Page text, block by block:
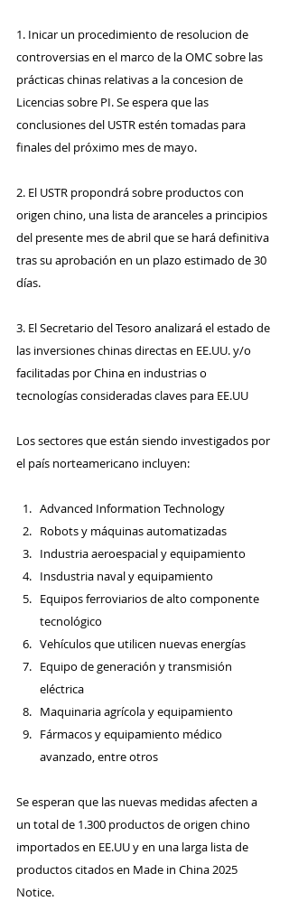
1. Inicar un procedimiento de resolucion de
controversias en el marco de la OMC sobre las
prácticas chinas relativas a la concesion de
Licencias sobre PI. Se espera que las
conclusiones del USTR estén tomadas para
finales del próximo mes de mayo.
2. El USTR propondrá sobre productos con
origen chino, una lista de aranceles a principios
del presente mes de abril que se hará definitiva
tras su aprobación en un plazo estimado de 30
días.
3. El Secretario del Tesoro analizará el estado de
las inversiones chinas directas en EE.UU. y/o
facilitadas por China en industrias o
tecnologías consideradas claves para EE.UU
Los sectores que están siendo investigados por
el país norteamericano incluyen:
Advanced Information Technology
Robots y máquinas automatizadas
Industria aeroespacial y equipamiento
Insdustria naval y equipamiento
Equipos ferroviarios de alto componente
tecnológico
Vehículos que utilicen nuevas energías
Equipo de generación y transmisión
eléctrica
Maquinaria agrícola y equipamiento
Fármacos y equipamiento médico
avanzado, entre otros
Se esperan que las nuevas medidas afecten a
un total de 1.300 productos de origen chino
importados en EE.UU y en una larga lista de
productos citados en Made in China 2025
Notice.